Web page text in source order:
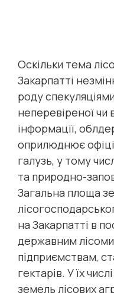
Оскільки тема
Закарпатті
роду
неперевіреної чи
інформації,
оприлюднює
галузь, у тому
та природно-
Загальна площа
на Закарпатті в
державним
підприємствам,
гектарів. У їх
земель лісових